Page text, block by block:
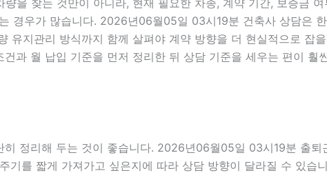
을 찾는 것만이 아니라, 현재 필요한 차종, 계약 기간, 보증금
경우가 많습니다. 2026년06월05일 03시19분 건축사 상담은
유지관리 방식까지 함께 살펴야 계약 방향을 더 현실적으로 잡
과 월 납입 기준을 먼저 정리한 뒤 상담 기준을 세우는 편이 훨
정리해 두는 것이 좋습니다. 2026년06월05일 03시19분 출
기를 짧게 가져가고 싶은지에 따라 상담 방향이 달라질 수 있